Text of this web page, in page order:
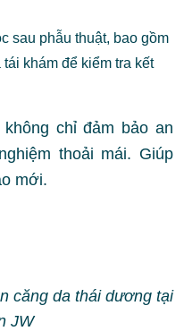
sau phẫu thuật, bao gồm
khám để kiểm tra kết
không chỉ đảm bảo an
thoải mái. Giúp
mới.
căng da thái dương tại
JW